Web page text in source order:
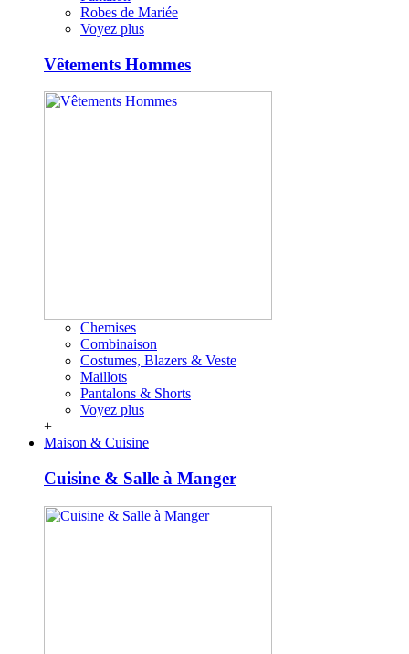
Robes de Mariée
Voyez plus
Vêtements Hommes
Chemises
Combinaison
Costumes, Blazers & Veste
Maillots
Pantalons & Shorts
Voyez plus
+
Maison & Cuisine
Cuisine & Salle à Manger